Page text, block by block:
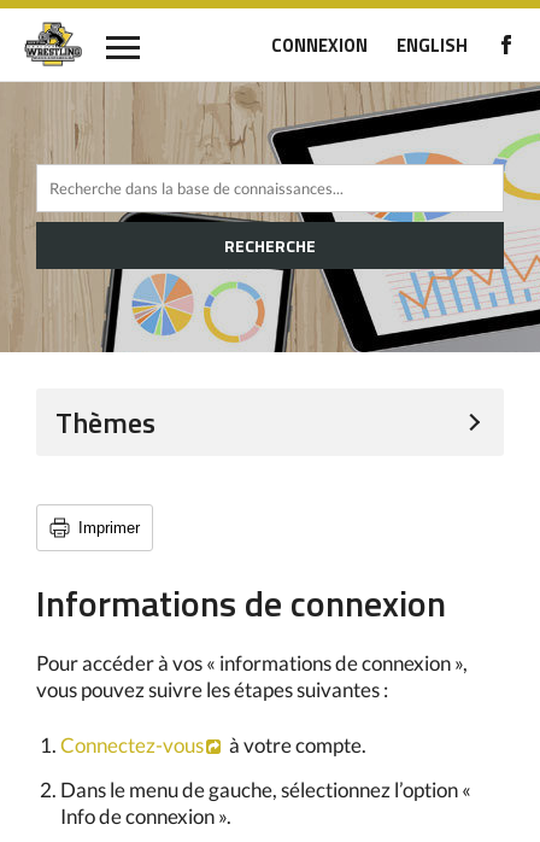
CONNEXION ENGLISH
RECHERCHE
Thèmes
Imprimer
Informations de connexion
Pour accéder à vos « informations de connexion »,
vous pouvez suivre les étapes suivantes :
Connectez-vous
à votre compte.
Dans le menu de gauche, sélectionnez l’option «
Info de connexion ».